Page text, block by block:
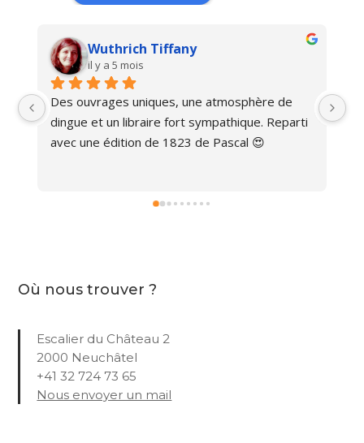
Wuthrich Tiffany
il y a 5 mois
Des ouvrages uniques, une atmosphère de
dingue et un libraire fort sympathique. Reparti
avec une édition de 1823 de Pascal 😍
Où nous trouver ?
Escalier du Château 2
2000 Neuchâtel
+41 32 724 73 65
Nous envoyer un mail